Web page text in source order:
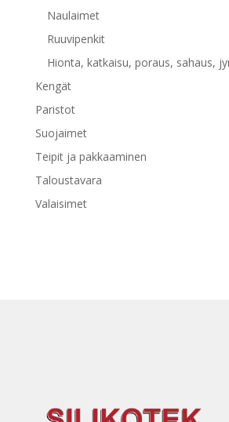
Naulaimet
Ruuvipenkit
Hionta, katkaisu, poraus, sahaus,
Kengät
Paristot
Suojaimet
Teipit ja pakkaaminen
Taloustavara
Valaisimet